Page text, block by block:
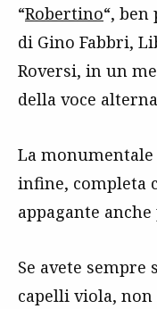
“Robertino“,
di Gino Fabbri,
Roversi, in un
della voce
La
infine, completa
appagante
Se avete
capelli viola, non